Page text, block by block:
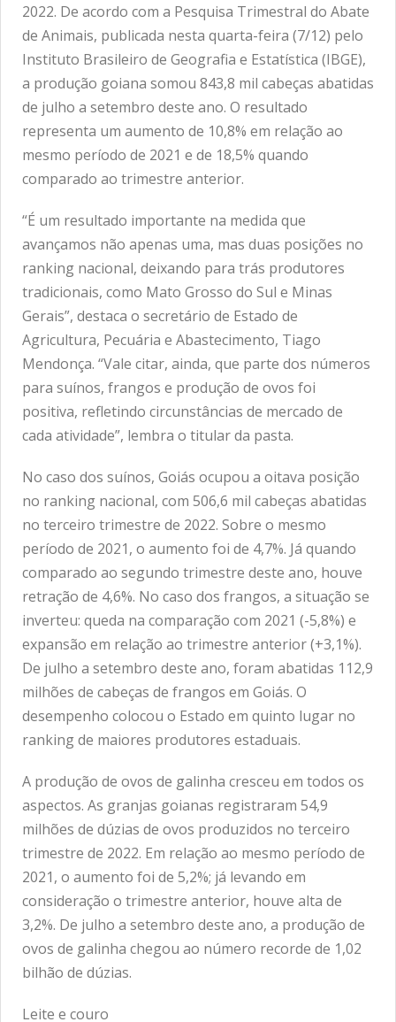
2022. De acordo com a Pesquisa Trimestral do Abate
de Animais, publicada nesta quarta-feira (7/12) pelo
Instituto Brasileiro de Geografia e Estatística (IBGE),
a produção goiana somou 843,8 mil cabeças abatidas
de julho a setembro deste ano. O resultado
representa um aumento de 10,8% em relação ao
mesmo período de 2021 e de 18,5% quando
comparado ao trimestre anterior.
“É um resultado importante na medida que
avançamos não apenas uma, mas duas posições no
ranking nacional, deixando para trás produtores
tradicionais, como Mato Grosso do Sul e Minas
Gerais”, destaca o secretário de Estado de
Agricultura, Pecuária e Abastecimento, Tiago
Mendonça. “Vale citar, ainda, que parte dos números
para suínos, frangos e produção de ovos foi
positiva, refletindo circunstâncias de mercado de
cada atividade”, lembra o titular da pasta.
No caso dos suínos, Goiás ocupou a oitava posição
no ranking nacional, com 506,6 mil cabeças abatidas
no terceiro trimestre de 2022. Sobre o mesmo
período de 2021, o aumento foi de 4,7%. Já quando
comparado ao segundo trimestre deste ano, houve
retração de 4,6%. No caso dos frangos, a situação se
inverteu: queda na comparação com 2021 (-5,8%) e
expansão em relação ao trimestre anterior (+3,1%).
De julho a setembro deste ano, foram abatidas 112,9
milhões de cabeças de frangos em Goiás. O
desempenho colocou o Estado em quinto lugar no
ranking de maiores produtores estaduais.
A produção de ovos de galinha cresceu em todos os
aspectos. As granjas goianas registraram 54,9
milhões de dúzias de ovos produzidos no terceiro
trimestre de 2022. Em relação ao mesmo período de
2021, o aumento foi de 5,2%; já levando em
consideração o trimestre anterior, houve alta de
3,2%. De julho a setembro deste ano, a produção de
ovos de galinha chegou ao número recorde de 1,02
bilhão de dúzias.
Leite e couro